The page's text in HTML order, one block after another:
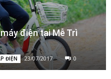
điện tại Mễ Trì
ĐIỆN 23/07/2017 0